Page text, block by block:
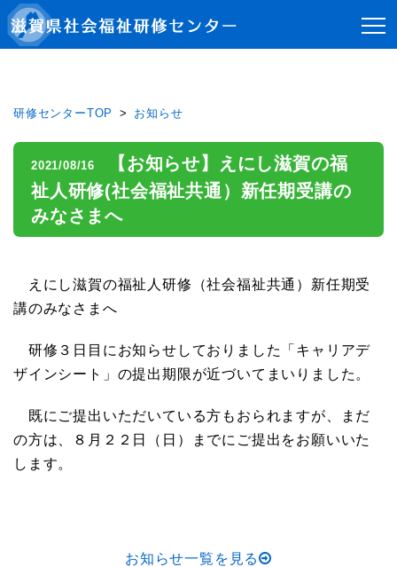
研修センターTOP お知らせ
2021/08/16
【お知らせ】えにし滋賀の福
祉人研修(社会福祉共通）新任期受講の
みなさまへ
えにし滋賀の福祉人研修（社会福祉共通）新任期受
講のみなさまへ
研修３日目にお知らせしておりました「キャリアデ
ザインシート」の提出期限が近づいてまいりました。
既にご提出いただいている方もおられますが、まだ
の方は、８月２２日（日）までにご提出をお願いいた
します。
お知らせ一覧を見る